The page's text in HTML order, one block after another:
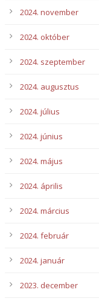
2024. november
2024. október
2024. szeptember
2024. augusztus
2024. július
2024. június
2024. május
2024. április
2024. március
2024. február
2024. január
2023. december